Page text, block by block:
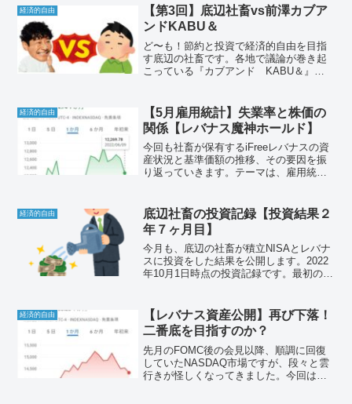
望の投資結果をお楽しみください。
経済的自由
【第3回】底辺社畜vs前澤カブア
ンドKABU＆
ど〜も！節約と投資で経済的自由を目指
す底辺の社畜です。各地で議論が巻き起
こっている『カブアンド KABU＆』は
す。
経済的自由
【5月雇用統計】失業率と株価の
関係【レバナス魔神ホールド】
今回も社畜が保有するiFreeレバナスの資
産状況と基準価額の推移、その要因を振
り返っていきます。テーマは、雇用統計
も公開しています。経済的自由を目指し
て！
経済的自由
底辺社畜の投資記録【投資結果２
年７ヶ月目】
今月も、底辺の社畜が積立NISAとレバナ
スに投資をした結果を公開します。2022
年10月1日時点の投資記録です。最初の積
悲しみと絶望の投資結果をお楽しみくだ
さい。
経済的自由
【レバナス資産公開】再び下落！
二番底を目指すのか？
先月のFOMC後の会見以降、順調に回復
していたNASDAQ市場ですが、段々と雲
行きが怪しくなってきました。今回は、